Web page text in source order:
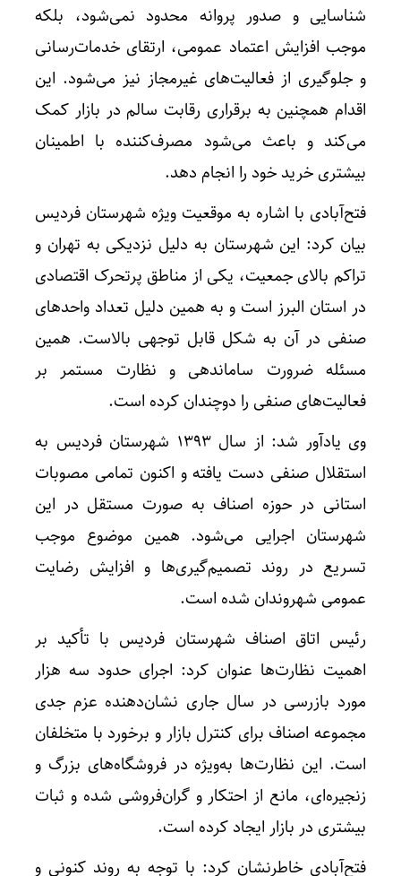
شناسایی و صدور پروانه محدود نمی‌شود، بلکه
موجب افزایش اعتماد عمومی، ارتقای خدمات‌رسانی
و جلوگیری از فعالیت‌های غیرمجاز نیز می‌شود. این
اقدام همچنین به برقراری رقابت سالم در بازار کمک
می‌کند و باعث می‌شود مصرف‌کننده با اطمینان
بیشتری خرید خود را انجام دهد.
فتح‌آبادی با اشاره به موقعیت ویژه شهرستان فردیس
بیان کرد: این شهرستان به دلیل نزدیکی به تهران و
تراکم بالای جمعیت، یکی از مناطق پرتحرک اقتصادی
در استان البرز است و به همین دلیل تعداد واحدهای
صنفی در آن به شکل قابل توجهی بالاست. همین
مسئله ضرورت ساماندهی و نظارت مستمر بر
فعالیت‌های صنفی را دوچندان کرده است.
وی یادآور شد: از سال ۱۳۹۳ شهرستان فردیس به
استقلال صنفی دست یافته و اکنون تمامی مصوبات
استانی در حوزه اصناف به صورت مستقل در این
شهرستان اجرایی می‌شود. همین موضوع موجب
تسریع در روند تصمیم‌گیری‌ها و افزایش رضایت
عمومی شهروندان شده است.
رئیس اتاق اصناف شهرستان فردیس با تأکید بر
اهمیت نظارت‌ها عنوان کرد: اجرای حدود سه هزار
مورد بازرسی در سال جاری نشان‌دهنده عزم جدی
مجموعه اصناف برای کنترل بازار و برخورد با متخلفان
است. این نظارت‌ها به‌ویژه در فروشگاه‌های بزرگ و
زنجیره‌ای، مانع از احتکار و گران‌فروشی شده و ثبات
بیشتری در بازار ایجاد کرده است.
فتح‌آبادی خاطرنشان کرد: با توجه به روند کنونی و